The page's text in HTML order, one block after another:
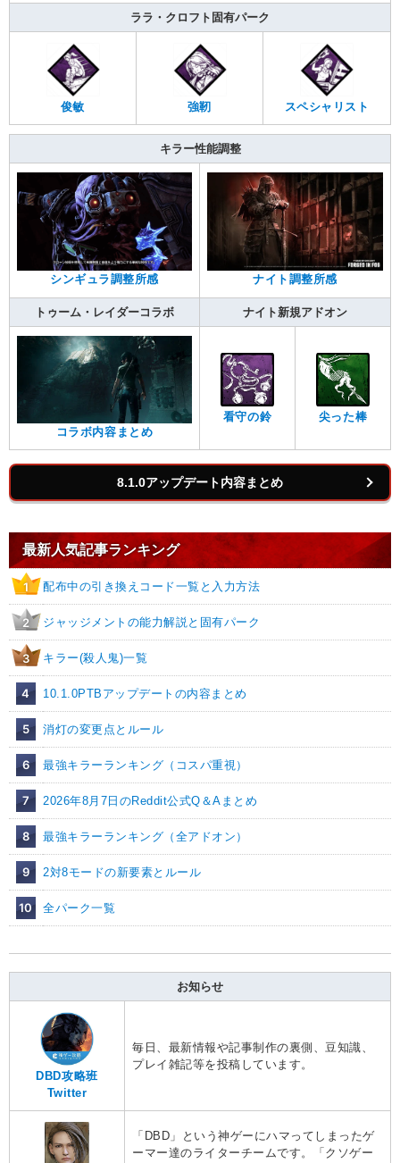
ララ・クロフト固有パーク
俊敏 強靭 スペシャリスト
キラー性能調整
シンギュラ調整所感 ナイト調整所感
トゥーム・レイダーコラボ ナイト新規アドオン
コラボ内容まとめ
看守の鈴 尖った棒
8.1.0アップデート内容まとめ
最新人気記事ランキング
1 配布中の引き換えコード一覧と入力方法
2 ジャッジメントの能力解説と固有パーク
3 キラー(殺人鬼)一覧
4 10.1.0PTBアップデートの内容まとめ
5 消灯の変更点とルール
6 最強キラーランキング（コスパ重視）
7 2026年8月7日のReddit公式Q＆Aまとめ
8 最強キラーランキング（全アドオン）
9 2対8モードの新要素とルール
10 全パーク一覧
お知らせ
DBD攻略班
Twitter
毎日、最新情報や記事制作の裏側、豆知識、
プレイ雑記等を投稿しています。
「DBD」という神ゲーにハマってしまったゲ
ーマー達のライターチームです。「クソゲー